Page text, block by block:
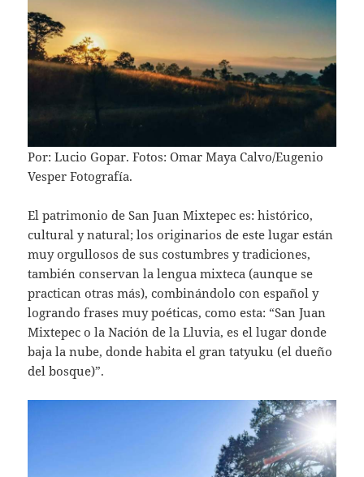
Por: Lucio Gopar. Fotos: Omar Maya Calvo/Eugenio
Vesper Fotografía.
El patrimonio de San Juan Mixtepec es: histórico,
cultural y natural; los originarios de este lugar están
muy orgullosos de sus costumbres y tradiciones,
también conservan la lengua mixteca (aunque se
practican otras más), combinándolo con español y
logrando frases muy poéticas, como esta: “San Juan
Mixtepec o la Nación de la Lluvia, es el lugar donde
baja la nube, donde habita el gran tatyuku (el dueño
del bosque)”.